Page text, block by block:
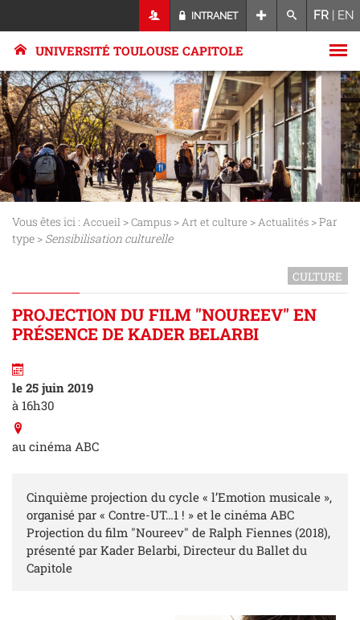
INTRANET FR | EN
UNIVERSITÉ TOULOUSE CAPITOLE
Vous êtes ici : Accueil >Campus >Art et culture >Actualités > Par
type > Sensibilisation culturelle
CULTURE
PROJECTION DU FILM "NOUREEV" EN
PRÉSENCE DE KADER BELARBI
le 25 juin 2019
à 16h30
au cinéma ABC
Cinquième projection du cycle « l’Emotion musicale »,
organisé par « Contre-UT…1 ! » et le cinéma ABC
Projection du film "Noureev" de Ralph Fiennes (2018),
présenté par Kader Belarbi, Directeur du Ballet du
Capitole